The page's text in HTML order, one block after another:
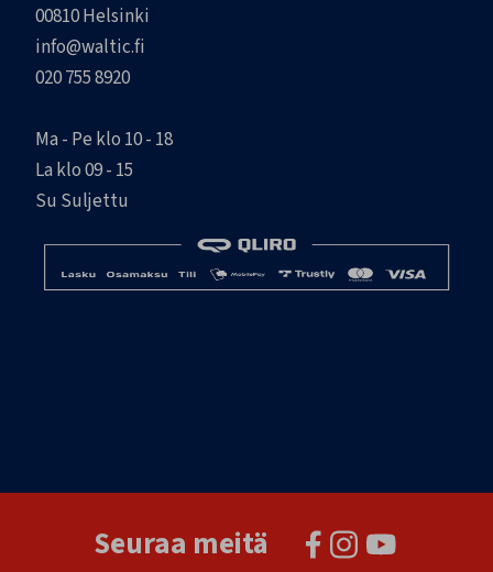
00810 Helsinki
info@waltic.fi
020 755 8920
Ma - Pe klo 10 - 18
La klo 09 - 15
Su Suljettu
Seuraa meitä